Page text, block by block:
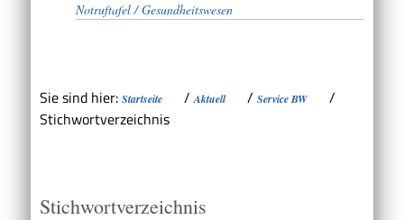
Notruftafel / Gesundheitswesen
Sie sind hier: Startseite /Aktuell / Service BW
/
Stichwortverzeichnis
Stichwortverzeichnis